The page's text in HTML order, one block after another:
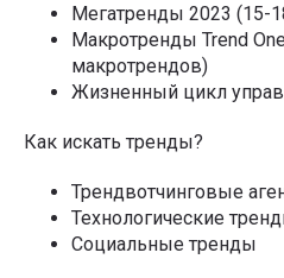
Мегатренды 2023 (15-
Макротренды Trend
макротрендов)
Жизненный цикл
Как искать тренды?
Трендвотчинговые
Технологические
Социальные тренды